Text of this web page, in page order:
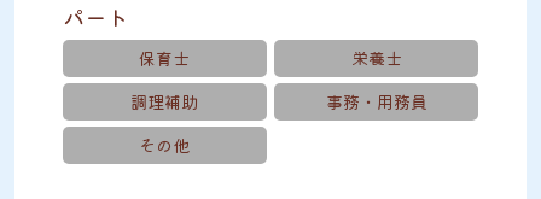
パート
保育士
栄養士
調理補助
事務・用務員
その他